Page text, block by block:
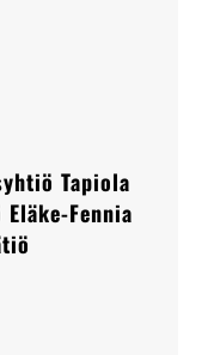
Tapiola
Fennia